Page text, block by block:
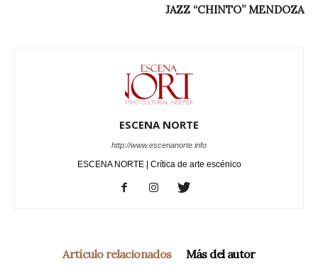
JAZZ “CHINTO” MENDOZA
ESCENA NORTE
http://www.escenanorte.info
ESCENA NORTE | Crítica de arte escénico
Artículo relacionados Más del autor